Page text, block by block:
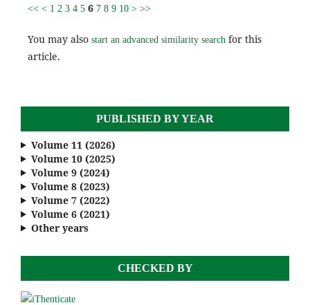
<< < 1 2 3 4 5 6 7 8 9 10 > >>
You may also start an advanced similarity search for this
article.
PUBLISHED BY YEAR
Volume 11 (2026)
Volume 10 (2025)
Volume 9 (2024)
Volume 8 (2023)
Volume 7 (2022)
Volume 6 (2021)
Other years
CHECKED BY